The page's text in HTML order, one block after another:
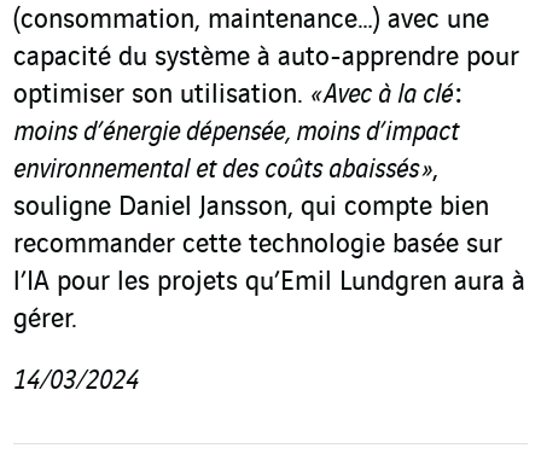
(consommation, maintenance…) avec une
capacité du système à auto-apprendre pour
optimiser son utilisation. « Avec à la clé:
moins d’énergie dépensée, moins d’impact
environnemental et des coûts abaissés »,
souligne Daniel Jansson, qui compte bien
recommander cette technologie basée sur
l’IA pour les projets qu’Emil Lundgren aura à
gérer.
14/03/2024